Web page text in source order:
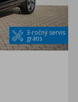
3-ročný servis
grátis